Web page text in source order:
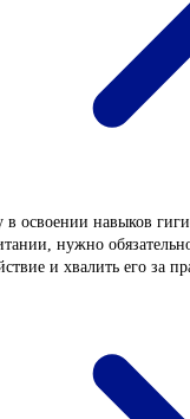
освоении навыков
нужно
и хвалить его за